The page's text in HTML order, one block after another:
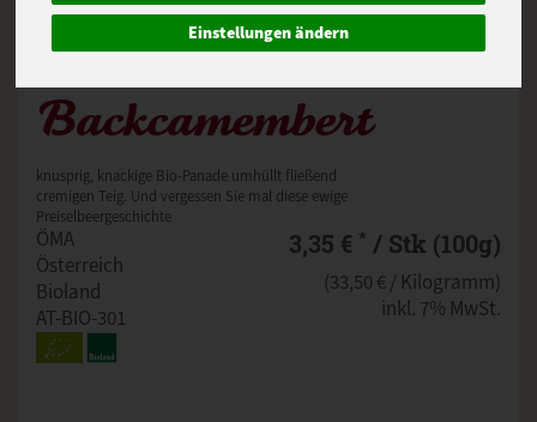
Einstellungen ändern
Backcamembert
knusprig, knackige Bio-Panade umhüllt fließend
cremigen Teig. Und vergessen Sie mal diese ewige
Preiselbeergeschichte
ÖMA
Österreich
Bioland
AT-BIO-301
3,35 € * / Stk (100g)
(33,50 € / Kilogramm)
inkl. 7% MwSt.